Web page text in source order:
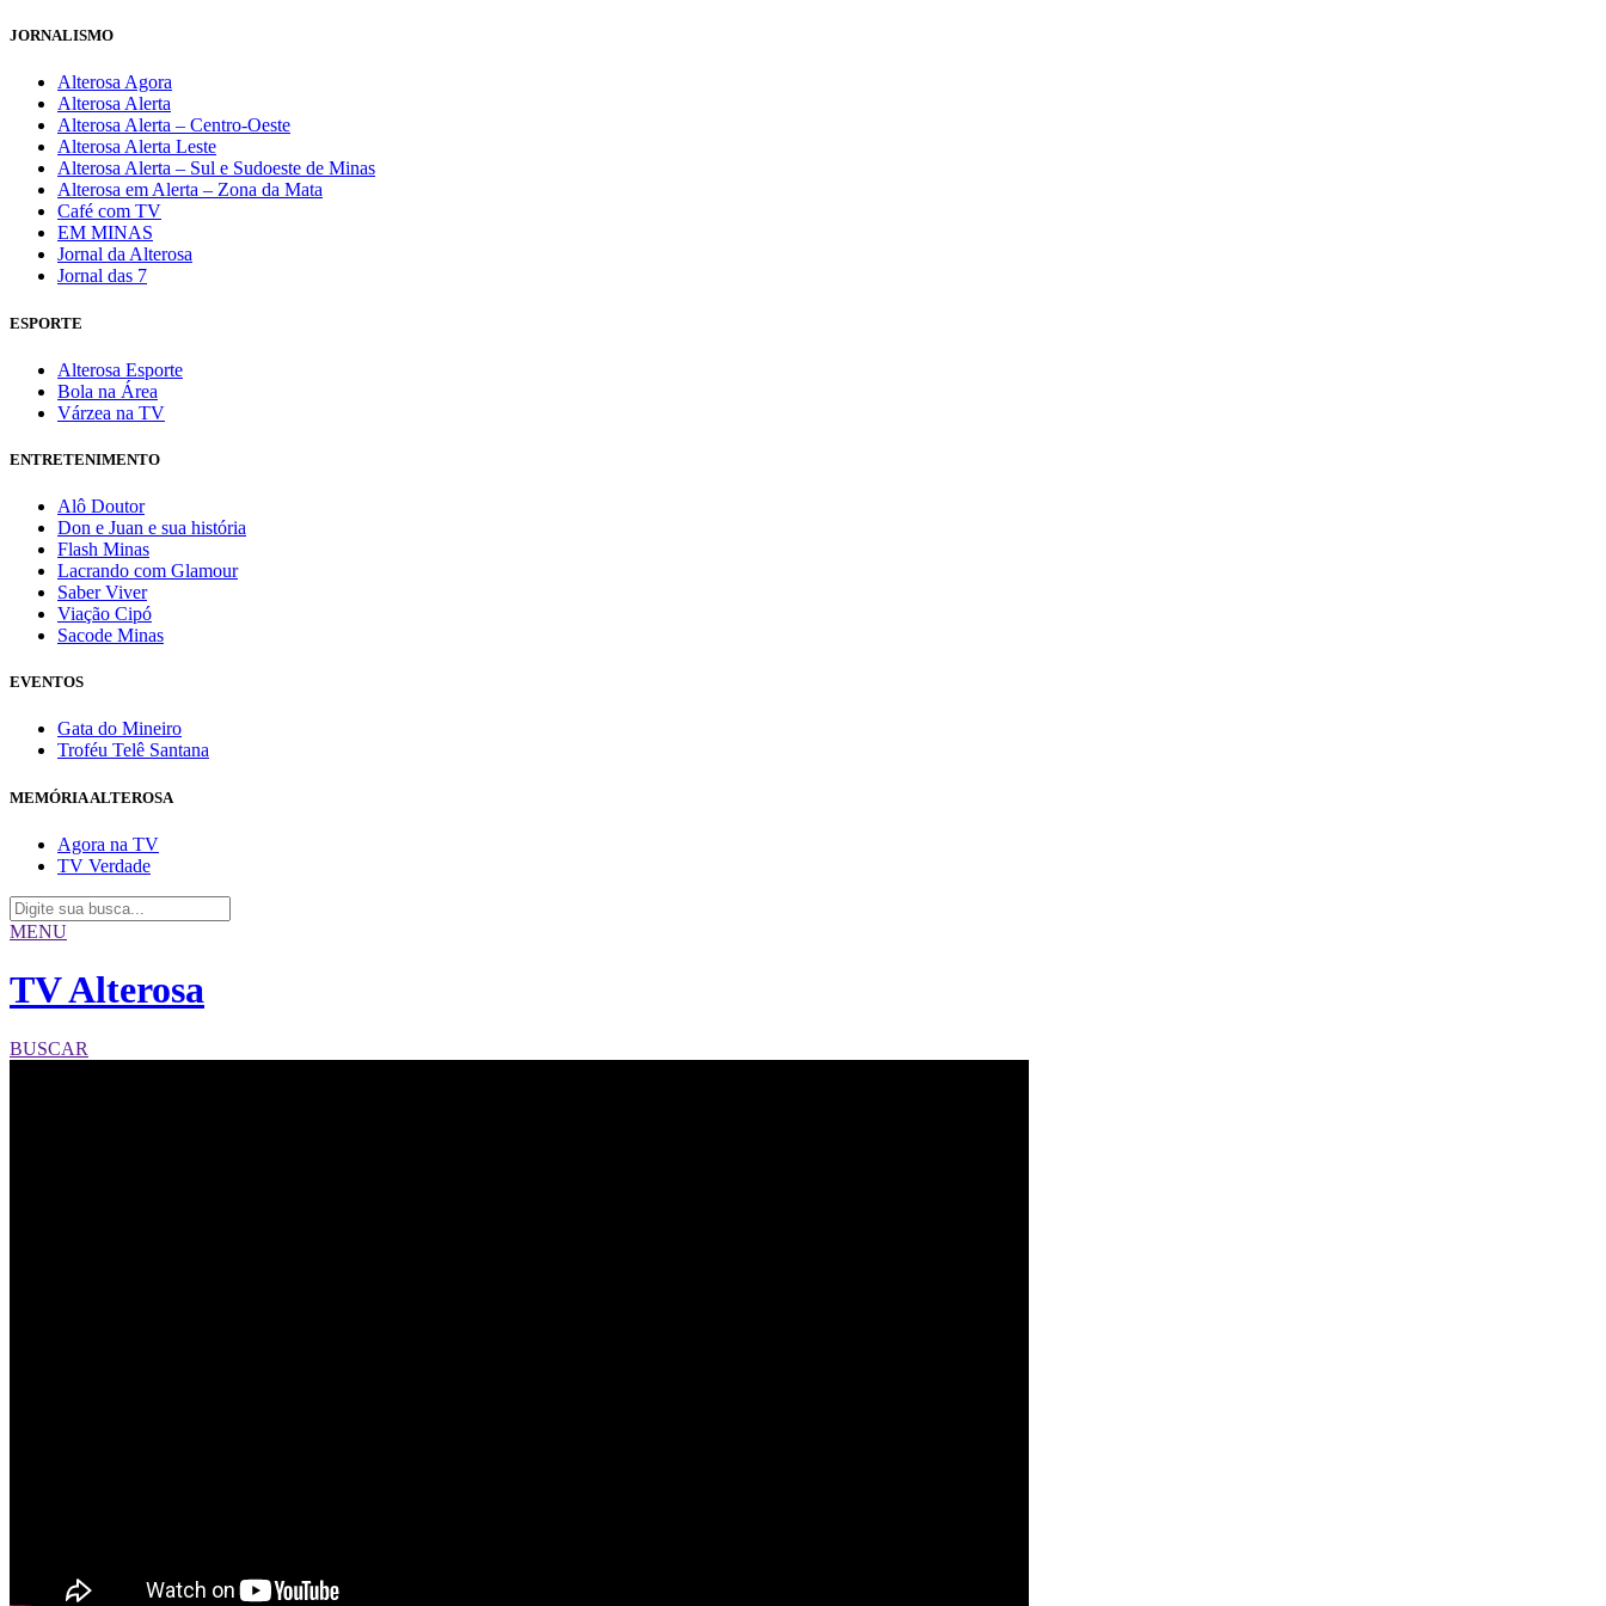
JORNALISMO
Alterosa Agora
Alterosa Alerta
Alterosa Alerta – Centro-Oeste
Alterosa Alerta Leste
Alterosa Alerta – Sul e Sudoeste de Minas
Alterosa em Alerta – Zona da Mata
Café com TV
EM MINAS
Jornal da Alterosa
Jornal das 7
ESPORTE
Alterosa Esporte
Bola na Área
Várzea na TV
ENTRETENIMENTO
Alô Doutor
Don e Juan e sua história
Flash Minas
Lacrando com Glamour
Saber Viver
Viação Cipó
Sacode Minas
EVENTOS
Gata do Mineiro
Troféu Telê Santana
MEMÓRIA ALTEROSA
Agora na TV
TV Verdade
MENU
TV Alterosa
BUSCAR